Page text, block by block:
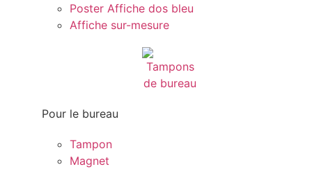
Poster Affiche dos bleu
Affiche sur-mesure
Pour le bureau
Tampon
Magnet